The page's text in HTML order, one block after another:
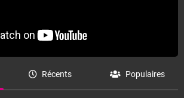
Récents Populaires